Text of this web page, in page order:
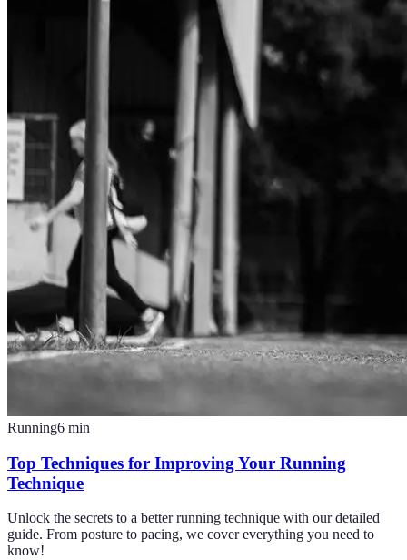
Running6 min
Top Techniques for Improving Your Running
Technique
Unlock the secrets to a better running technique with our detailed
guide. From posture to pacing, we cover everything you need to
know!